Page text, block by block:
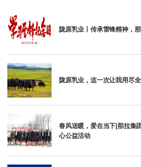
陇原乳业丨传承雷锋精神，
陇原乳业，这一次让我用尽
春风送暖，爱在当下|那拉集
心公益活动